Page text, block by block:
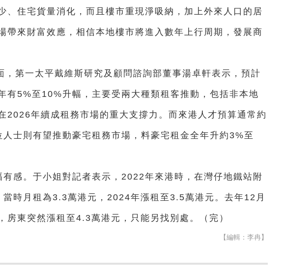
、住宅貨量消化，而且樓市重現淨吸納，加上外來人口的居
帶來財富效應，相信本地樓市將進入數年上行周期，發展商
，第一太平戴維斯研究及顧問諮詢部董事湯卓軒表示，預計
有5%至10%升幅，主要受兩大種類租客推動，包括非本地
2026年續成租務市場的重大支撐力。而來港人才預算通常約
士則有望推動豪宅租務市場，料豪宅租金全年升約3%至
有感。于小姐對記者表示，2022年來港時，在灣仔地鐵站附
時月租為3.3萬港元，2024年漲租至3.5萬港元。去年12月
房東突然漲租至4.3萬港元，只能另找別處。（完）
【編輯：李冉】